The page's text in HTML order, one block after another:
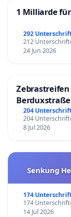
1 Milliarde
292
212
24 Jun 2026
Zebrastreifen
204
204
8 Jul 2026
Senkung
174
174
14 Jul 2026